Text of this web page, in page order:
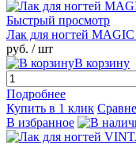
Быстрый просмотр
Лак для ногтей
руб. / шт
В корзину
Подробнее
Купить в 1 клик
В избранное